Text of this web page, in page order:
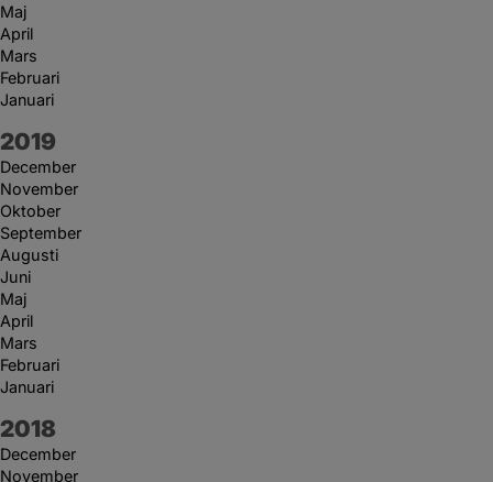
Maj
April
Mars
Februari
Januari
År:
2019
December
November
Oktober
September
Augusti
Juni
Maj
April
Mars
Februari
Januari
År:
2018
December
November